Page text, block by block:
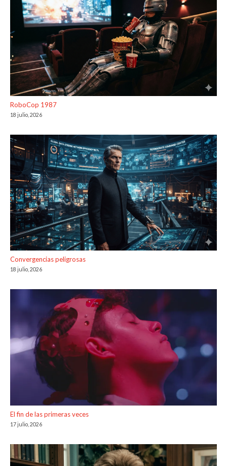
RoboCop 1987
18 julio, 2026
Convergencias peligrosas
18 julio, 2026
El fin de las primeras veces
17 julio, 2026